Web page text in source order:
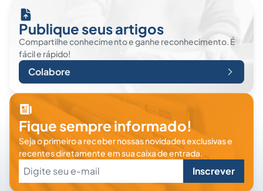
Publique seus artigos
Compartilhe conhecimento e ganhe reconhecimento. É
fácil e rápido!
Colabore
Fique sempre informado!
Seja o primeiro a receber nossas novidades exclusivas e
recentes diretamente em sua caixa de entrada.
Inscrever